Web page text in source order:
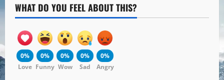
WHAT DO YOU FEEL ABOUT THIS?
0%
Love
0%
Funny
0%
Wow
0%
Sad
0%
Angry